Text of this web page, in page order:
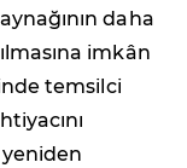
daha
imkân
temsilci